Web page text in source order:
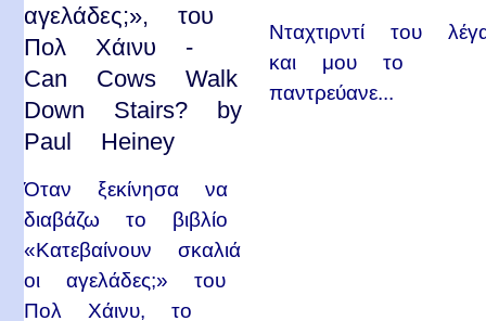
αγελάδες;», του
Πολ Χάινυ -
Can Cows Walk
Down Stairs? by
Paul Heiney
Όταν ξεκίνησα να
διαβάζω το βιβλίο
«Κατεβαίνουν σκαλιά
οι αγελάδες;» του
Πολ Χάινυ, το
Νταχτιρντί του
και μου το
παντρεύανε...